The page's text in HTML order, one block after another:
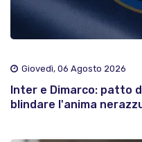
Giovedì, 06 Agosto 2026
Inter e Dimarco: patto
blindare l'anima